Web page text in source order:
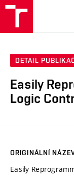
DETAIL
Easily
Logic
ORIGINÁLNÍ
Easily